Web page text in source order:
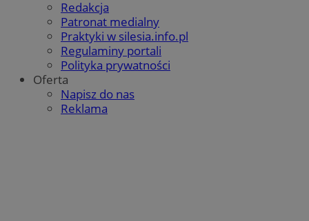
Redakcja
Patronat medialny
Praktyki w silesia.info.pl
Regulaminy portali
Polityka prywatności
Oferta
Napisz do nas
Reklama